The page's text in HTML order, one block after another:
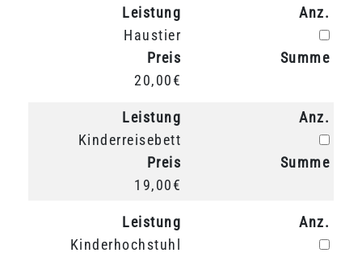
Leistung
Haustier
Anz.
Preis
20,00€
Summe
Leistung
Kinderreisebett
Anz.
Preis
19,00€
Summe
Leistung
Kinderhochstuhl
Anz.